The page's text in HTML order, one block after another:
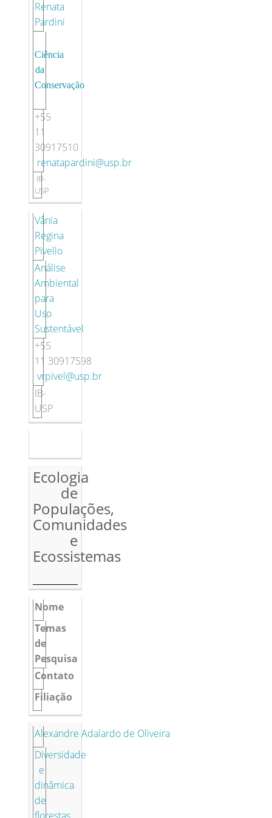
Renata
Pardini
Ciência
da
Conservação
+55
11
30917510
renatapardini@usp.br
IB-
USP
Vânia
Regina
Pivello
Análise
Ambiental
para
Uso
Sustentável
+55
11 30917598
vrpivel@usp.br
IB-
USP
Ecologia
de
Populações,
Comunidades
e
Ecossistemas
Nome
Temas
de
Pesquisa
Contato
Filiação
Alexandre Adalardo de Oliveira
Diversidade
e
dinâmica
de
florestas